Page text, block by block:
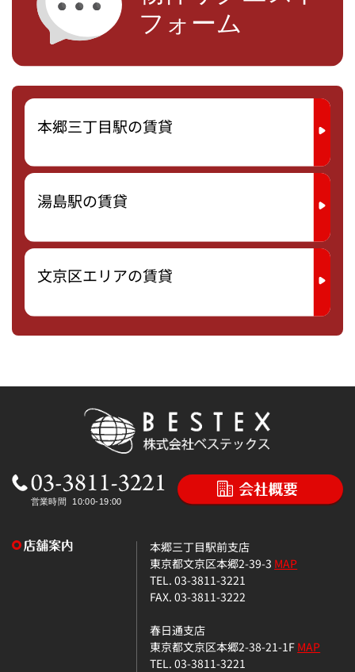
本郷三丁目駅の賃貸
湯島駅の賃貸
文京区エリアの賃貸
本郷三丁目駅前支店
東京都文京区本郷2-39-3 MAP
TEL. 03-3811-3221
FAX. 03-3811-3222
春日通支店
東京都文京区本郷2-38-21-1FMAP
TEL. 03-3811-3221